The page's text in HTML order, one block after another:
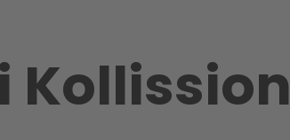
Kollission